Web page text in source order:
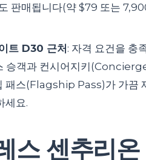
판매됩니다(약 $79 또는
트 D30 근처: 자격 요건을
승객과 컨시어지키
패스(Flagship Pass)가 가끔
세요.
스 센추리